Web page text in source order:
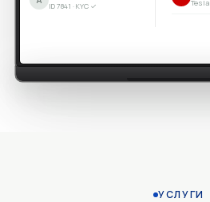
ID 7841 · KYC ✓ Tesla
УСЛУГИ